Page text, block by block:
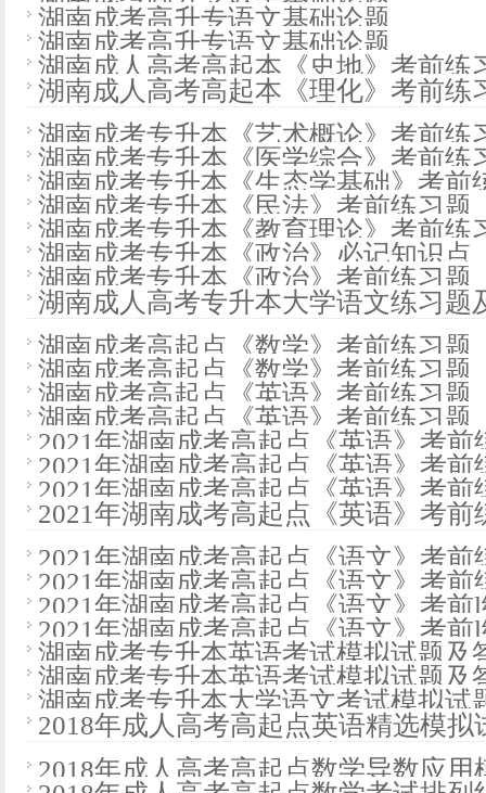
湖南成考高升专语文基础论题
湖南成考高升专语文基础论题
湖南成人高考高起本《史地》考前练
湖南成人高考高起本《理化》考前练
湖南成考专升本《艺术概论》考前练
湖南成考专升本《医学综合》考前练
湖南成考专升本《生态学基础》考前
湖南成考专升本《民法》考前练习题
湖南成考专升本《教育理论》考前练
湖南成考专升本《政治》必记知识点
湖南成考专升本《政治》考前练习题
湖南成人高考专升本大学语文练习题
湖南成考高起点《数学》考前练习题
湖南成考高起点《数学》考前练习题
湖南成考高起点《英语》考前练习题
湖南成考高起点《英语》考前练习题
2021年湖南成考高起点《英语》考前
2021年湖南成考高起点《英语》考前
2021年湖南成考高起点《英语》考前
2021年湖南成考高起点《英语》考前
2021年湖南成考高起点《语文》考前
2021年湖南成考高起点《语文》考前
2021年湖南成考高起点《语文》考前
2021年湖南成考高起点《语文》考前
湖南成考专升本英语考试模拟试题及
湖南成考专升本英语考试模拟试题及
湖南成考专升本大学语文考试模拟试
2018年成人高考高起点英语精选模拟
2018年成人高考高起点数学导数应用